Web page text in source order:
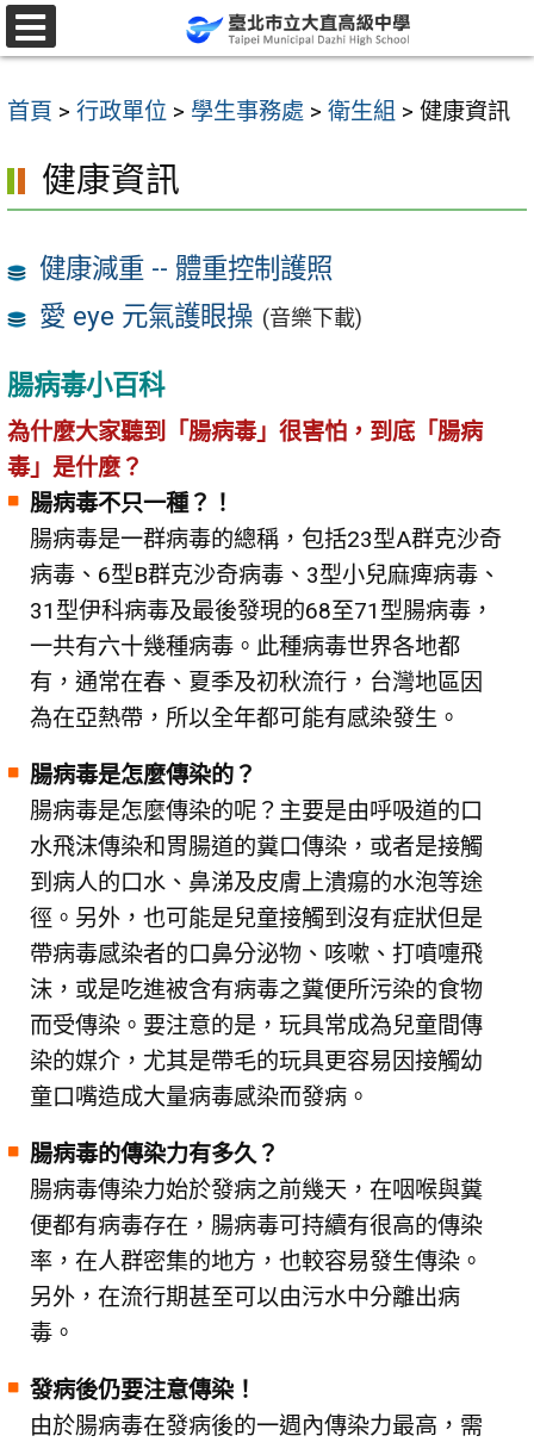
跳
至
要
容
首頁 > 行政單位 > 學生事務處 > 衛生組 > 健康資訊
健康資訊
健康減重 -- 體重控制護照
愛 eye 元氣護眼操 (音樂下載)
腸病毒小百科
為什麼大家聽到「腸病毒」很害怕，到底「腸病
毒」是什麼？
腸病毒不只一種？！
腸病毒是一群病毒的總稱，包括23型A群克沙奇
病毒、6型B群克沙奇病毒、3型小兒麻痺病毒、
31型伊科病毒及最後發現的68至71型腸病毒，
一共有六十幾種病毒。此種病毒世界各地都
有，通常在春、夏季及初秋流行，台灣地區因
為在亞熱帶，所以全年都可能有感染發生。
腸病毒是怎麼傳染的？
腸病毒是怎麼傳染的呢？主要是由呼吸道的口
水飛沫傳染和胃腸道的糞口傳染，或者是接觸
到病人的口水、鼻涕及皮膚上潰瘍的水泡等途
徑。另外，也可能是兒童接觸到沒有症狀但是
帶病毒感染者的口鼻分泌物、咳嗽、打噴嚏飛
沫，或是吃進被含有病毒之糞便所污染的食物
而受傳染。要注意的是，玩具常成為兒童間傳
染的媒介，尤其是帶毛的玩具更容易因接觸幼
童口嘴造成大量病毒感染而發病。
腸病毒的傳染力有多久？
腸病毒傳染力始於發病之前幾天，在咽喉與糞
便都有病毒存在，腸病毒可持續有很高的傳染
率，在人群密集的地方，也較容易發生傳染。
另外，在流行期甚至可以由污水中分離出病
毒。
發病後仍要注意傳染！
由於腸病毒在發病後的一週內傳染力最高，需
選
單